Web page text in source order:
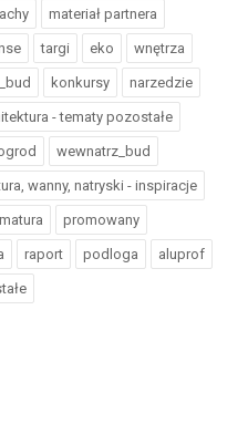
materiał partnera
targi eko wnętrza
konkursy narzedzie
- tematy pozostałe
wewnatrz_bud
wanny, natryski - inspiracje
promowany
raport podloga aluprof